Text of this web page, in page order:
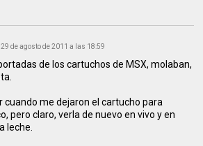
29 de agosto de 2011 a las 18:59
de los cartuchos de MSX, molaban,
cuando me dejaron el cartucho para
pero claro, verla de nuevo en vivo y en
leche.